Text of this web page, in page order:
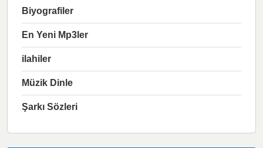
Biyografiler
En Yeni Mp3ler
ilahiler
Müzik Dinle
Şarkı Sözleri